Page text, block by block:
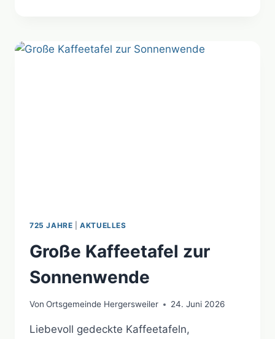
FEUERWEHRFEST
725 JAHRE |AKTUELLES
Große Kaffeetafel zur
Sonnenwende
Von Ortsgemeinde Hergersweiler 24. Juni 2026
Liebevoll gedeckte Kaffeetafeln,